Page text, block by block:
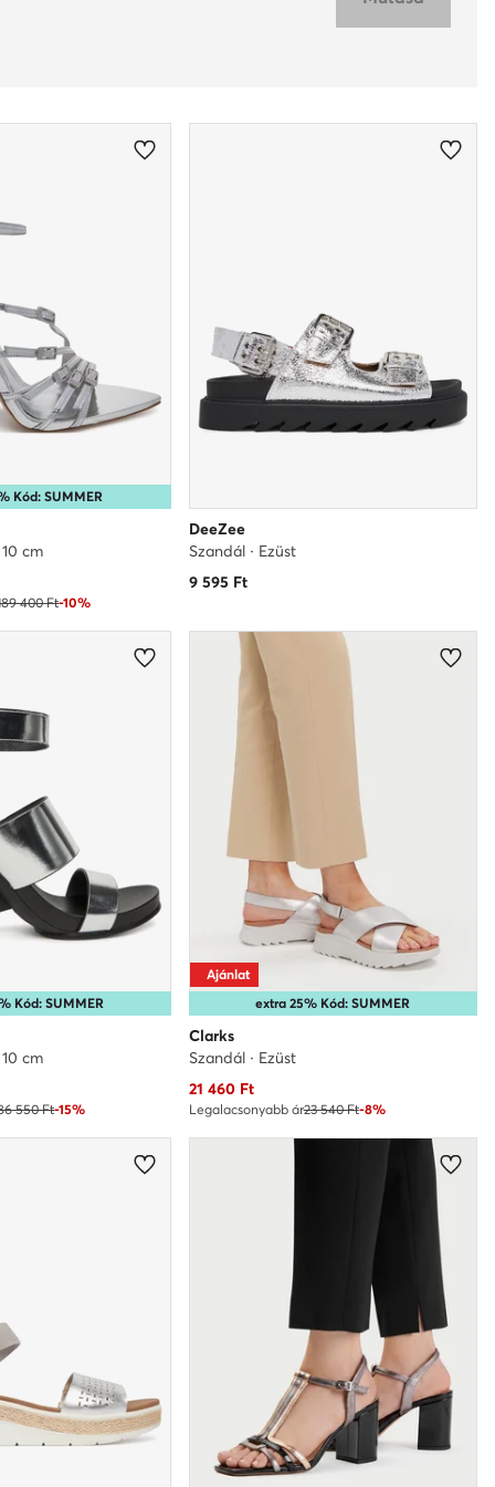
Kód: SUMMER
cm
400 Ft-10%
DeeZee
Szandál · Ezüst
9 595 Ft
Kód: SUMMER
cm
550 Ft-15%
extra 25% Kód: SUMMER
Ajánlat
Clarks
Szandál · Ezüst
Aktuális ár
21 460Ft
Legalacsonyabb ár23 540 Ft-8%